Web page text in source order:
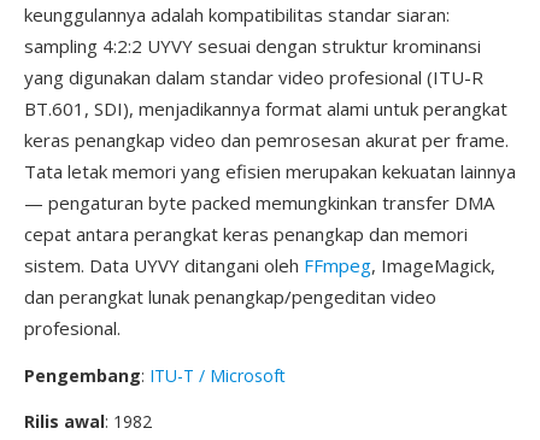
keunggulannya adalah kompatibilitas standar siaran:
sampling 4:2:2 UYVY sesuai dengan struktur krominansi
yang digunakan dalam standar video profesional (ITU-R
BT.601, SDI), menjadikannya format alami untuk perangkat
keras penangkap video dan pemrosesan akurat per frame.
Tata letak memori yang efisien merupakan kekuatan lainnya
— pengaturan byte packed memungkinkan transfer DMA
cepat antara perangkat keras penangkap dan memori
sistem. Data UYVY ditangani oleh FFmpeg, ImageMagick,
dan perangkat lunak penangkap/pengeditan video
profesional.
Pengembang: ITU-T / Microsoft
Rilis awal: 1982